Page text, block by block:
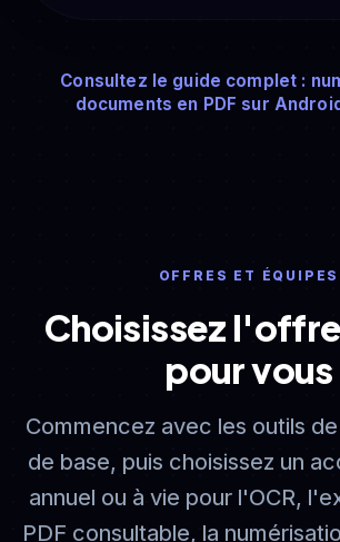
Consultez le guide complet :
documents en PDF sur
OFFRES ET ÉQUIPES
Choisissez
pour vous
Commencez avec les outils
de base, puis choisissez un
annuel ou à vie pour l'OCR,
PDF consultable, la